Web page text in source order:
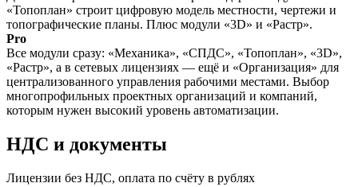
«Топоплан» строит цифровую модель местности, чертежи и
топографические планы. Плюс модули «3D» и «Растр».
Pro
Все модули сразу: «Механика», «СПДС», «Топоплан», «3D»,
«Растр», а в сетевых лицензиях — ещё и «Организация» для
централизованного управления рабочими местами. Выбор
многопрофильных проектных организаций и компаний,
которым нужен высокий уровень автоматизации.
НДС и документы
Лицензии без НДС, оплата по счёту в рублях